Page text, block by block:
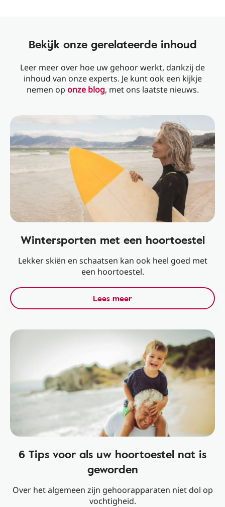
Bekijk onze gerelateerde inhoud
Leer meer over hoe uw gehoor werkt, dankzij de
inhoud van onze experts. Je kunt ook een kijkje
nemen op onze blog, met ons laatste nieuws.
Wintersporten met een hoortoestel
Lekker skiën en schaatsen kan ook heel goed met
een hoortoestel.
Lees meer
6 Tips voor als uw hoortoestel nat is
geworden
Over het algemeen zijn gehoorapparaten niet dol op
vochtigheid.